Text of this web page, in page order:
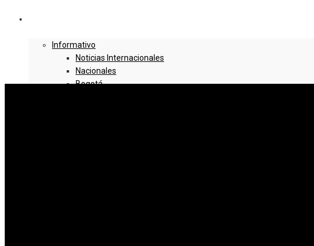
Informativo
Noticias Internacionales
Nacionales
Bogotá